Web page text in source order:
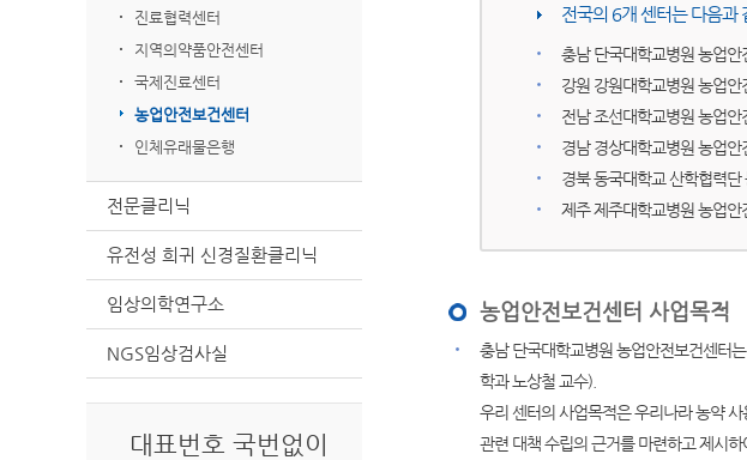
진료협력센터
지역의약품안전센터
국제진료센터
농업안전보건센터
인체유래물은행
전문클리닉
유전성 희귀 신경질환클리닉
임상의학연구소
NGS임상검사실
대표번호 국번없이
전국의 6개 센터는 다음과
충남 단국대학교병원 농업
강원 강원대학교병원 농업
전남 조선대학교병원 농업
경남 경상대학교병원 농업
경북 동국대학교 산학협력
제주 제주대학교병원 농업
농업안전보건센터 사업목적
충남 단국대학교병원 농업안전보건센터
학과 노상철 교수).
우리 센터의 사업목적은 우리나라 농약
관련 대책 수립의 근거를 마련하고 제시